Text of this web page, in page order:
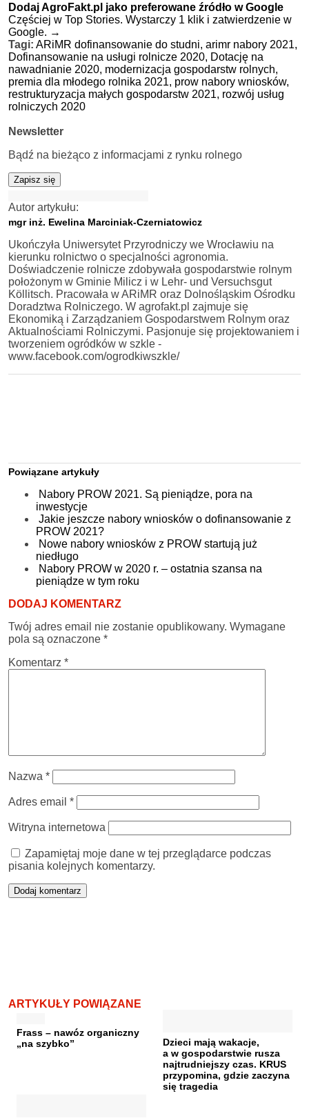
Dodaj AgroFakt.pl jako preferowane źródło w Google
Częściej w Top Stories. Wystarczy 1 klik i zatwierdzenie w
Google. →
Tagi: ARiMR dofinansowanie do studni, arimr nabory 2021,
Dofinansowanie na usługi rolnicze 2020, Dotację na
nawadnianie 2020, modernizacja gospodarstw rolnych,
premia dla młodego rolnika 2021, prow nabory wniosków,
restrukturyzacja małych gospodarstw 2021, rozwój usług
rolniczych 2020
Newsletter
Bądź na bieżąco z informacjami z rynku rolnego
Zapisz się
Autor artykułu:
mgr inż. Ewelina Marciniak-Czerniatowicz
Ukończyła Uniwersytet Przyrodniczy we Wrocławiu na
kierunku rolnictwo o specjalności agronomia.
Doświadczenie rolnicze zdobywała gospodarstwie rolnym
położonym w Gminie Milicz i w Lehr- und Versuchsgut
Köllitsch. Pracowała w ARiMR oraz Dolnośląskim Ośrodku
Doradztwa Rolniczego. W agrofakt.pl zajmuje się
Ekonomiką i Zarządzaniem Gospodarstwem Rolnym oraz
Aktualnościami Rolniczymi. Pasjonuje się projektowaniem i
tworzeniem ogródków w szkle -
www.facebook.com/ogrodkiwszkle/
Powiązane artykuły
Nabory PROW 2021. Są pieniądze, pora na
inwestycje
Jakie jeszcze nabory wniosków o dofinansowanie z
PROW 2021?
Nowe nabory wniosków z PROW startują już
niedługo
Nabory PROW w 2020 r. – ostatnia szansa na
pieniądze w tym roku
DODAJ KOMENTARZ
Twój adres email nie zostanie opublikowany. Wymagane
pola są oznaczone *
Komentarz *
Nazwa *
Adres email *
Witryna internetowa
Zapamiętaj moje dane w tej przeglądarce podczas
pisania kolejnych komentarzy.
ARTYKUŁY POWIĄZANE
Frass – nawóz organiczny
„na szybko”
Dzieci mają wakacje,
a w gospodarstwie rusza
najtrudniejszy czas. KRUS
przypomina, gdzie zaczyna
się tragedia